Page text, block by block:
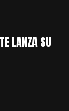
LANZA SU